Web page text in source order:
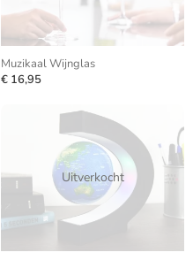
Muzikaal Wijnglas
€ 16,95
Uitverkocht